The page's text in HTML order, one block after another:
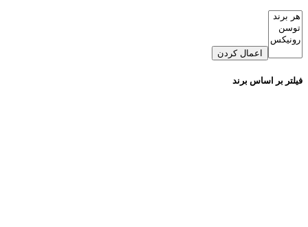
اعمال کردن
فیلتر بر اساس برند